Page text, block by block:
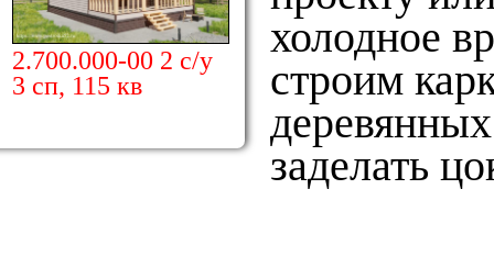
холодное
строим
заделать
2.700.000-00 2 с/у
3 сп, 115 кв